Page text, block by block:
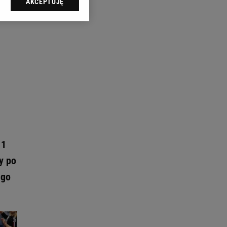
po
sp. z o.o., jej
swoje preferencje
reklam i treści,